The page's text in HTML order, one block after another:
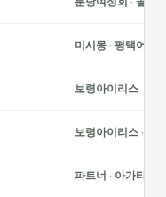
미시몽 · 평택어머
보령아이리스
보령아이리스 ·
파트너 · 아가타